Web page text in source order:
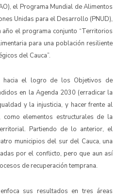
el Programa Mundial de Alimentos
Unidas para el Desarrollo (PNUD),
año el programa conjunto “Territorios
para una población resiliente
del Cauca”.
hacia el logro de los Objetivos de
en la Agenda 2030 (erradicar la
y la injusticia, y hacer frente al
como elementos estructurales de la
Partiendo de lo anterior, el
municipios del sur del Cauca, una
por el conflicto, pero que aun así
de recuperación temprana.
sus resultados en tres áreas